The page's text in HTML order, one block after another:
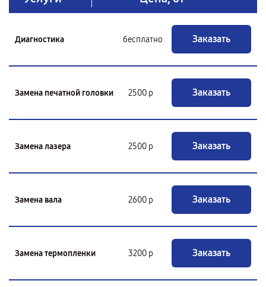
Диагностика бесплатно Заказать
Замена печатной головки 2500 р Заказать
Замена лазера 2500 р Заказать
Замена вала 2600 р Заказать
Замена термопленки 3200 р Заказать